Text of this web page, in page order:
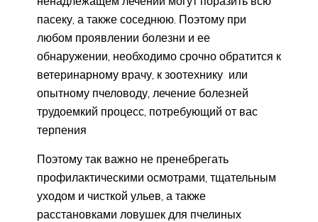
пасеку, а также соседнюю. Поэтому при
любом проявлении болезни и ее
обнаружении, необходимо срочно обратится к
ветеринарному врачу, к зоотехнику или
опытному пчеловоду, лечение болезней
трудоемкий процесс, потребующий от вас
терпения
Поэтому так важно не пренебрегать
профилактическими осмотрами, тщательным
уходом и чисткой ульев, а также
расстановками ловушек для пчелиных